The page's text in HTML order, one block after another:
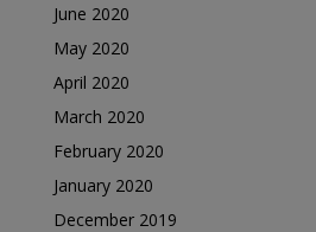
June 2020
May 2020
April 2020
March 2020
February 2020
January 2020
December 2019